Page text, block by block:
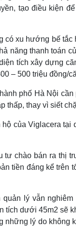
tạo điều kiện
có xu hướng bế tắc
năng thanh toán
tích xây dựng
– 500 triệu đồng/
phố Hà Nội
thấp, thay vì siết
của Viglacera tại
chào bán ra thị
tiền đáng kể trên
lý vẫn
tích dưới 45m2 sẽ
lý do không